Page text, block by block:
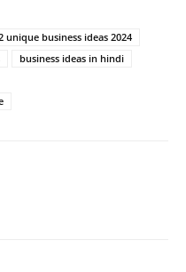
unique business ideas 2024
business ideas in hindi